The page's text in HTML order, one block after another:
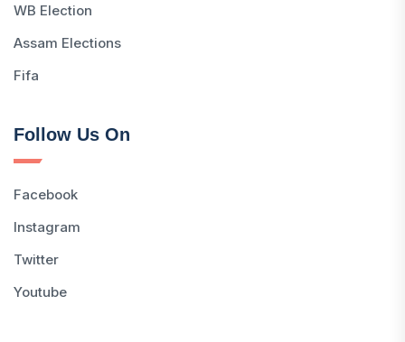
WB Election
Assam Elections
Fifa
Follow Us On
Facebook
Instagram
Twitter
Youtube